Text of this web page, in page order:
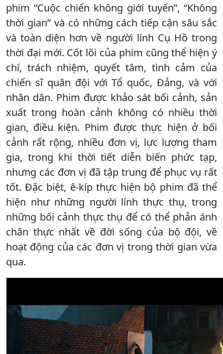
phim “Cuộc chiến không giới tuyến”, “Không
thời gian” và có những cách tiếp cận sâu sắc
và toàn diện hơn về người lính Cụ Hồ trong
thời đại mới. Cốt lõi của phim cũng thể hiện ý
chí, trách nhiệm, quyết tâm, tình cảm của
chiến sĩ quân đội với Tổ quốc, Đảng, và với
nhân dân. Phim được khảo sát bối cảnh, sản
xuất trong hoàn cảnh không có nhiều thời
gian, điều kiện. Phim được thực hiện ở bối
cảnh rất rộng, nhiều đơn vị, lực lượng tham
gia, trong khi thời tiết diễn biến phức tạp,
nhưng các đơn vị đã tập trung để phục vụ rất
tốt. Đặc biệt, ê-kíp thực hiện bộ phim đã thể
hiện như những người lính thực thụ, trong
những bối cảnh thực thụ để có thể phản ánh
chân thực nhất về đời sống của bộ đội, về
hoạt động của các đơn vị trong thời gian vừa
qua.